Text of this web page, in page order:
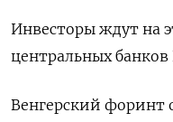
Инвесторы ждут на
центральных
Венгерский форинт